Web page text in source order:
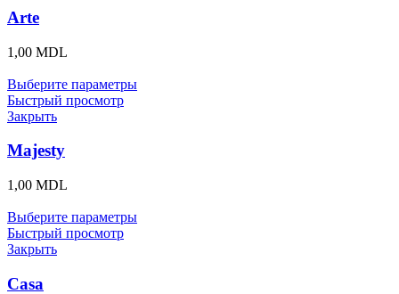
Arte
1,00 MDL
Выберите параметры
Быстрый просмотр
Закрыть
Majesty
1,00 MDL
Выберите параметры
Быстрый просмотр
Закрыть
Casa